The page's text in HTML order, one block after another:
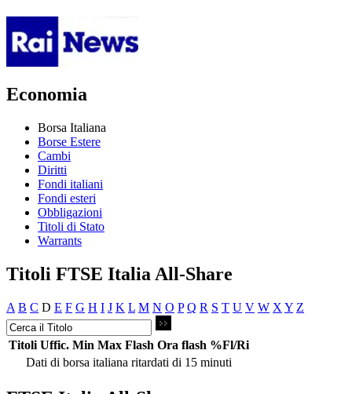
Economia
Borsa Italiana
Borse Estere
Cambi
Diritti
Fondi italiani
Fondi esteri
Obbligazioni
Titoli di Stato
Warrants
Titoli FTSE Italia All-Share
A B C D E F G H I J K L M N O P Q R S T U V W X Y Z
Titoli Uffic. Min Max Flash Ora flash %Fl/Ri
Dati di borsa italiana ritardati di 15 minuti